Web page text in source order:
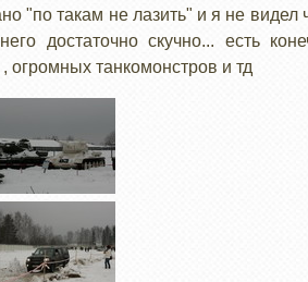
"по такам не лазить" и я не
достаточно скучно... есть
огромных танкомонстров и тд